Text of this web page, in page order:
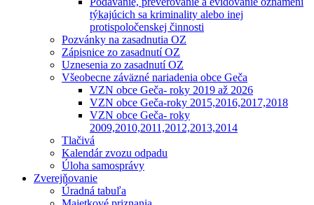
týkajúcich sa kriminality alebo inej
protispoločenskej činnosti
Pozvánky na zasadnutia OZ
Zápisnice zo zasadnutí OZ
Uznesenia zo zasadnutí OZ
Všeobecne záväzné nariadenia obce Geča
VZN obce Geča- roky 2019 až 2026
VZN obce Geča-roky 2015,2016,2017,2018
VZN obce Geča- roky
2009,2010,2011,2012,2013,2014
Tlačivá
Kalendár zvozu odpadu
Úloha samosprávy
Zverejňovanie
Úradná tabuľa